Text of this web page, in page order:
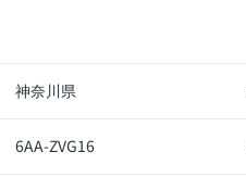
神奈川県
6AA-ZVG16